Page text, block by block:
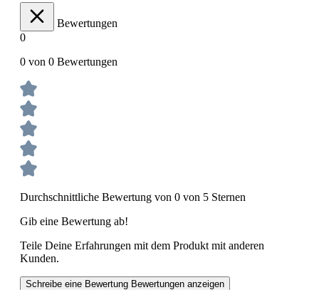
Bewertungen
0
0 von 0 Bewertungen
Durchschnittliche Bewertung von 0 von 5 Sternen
Gib eine Bewertung ab!
Teile Deine Erfahrungen mit dem Produkt mit anderen
Kunden.
Schreibe eine Bewertung Bewertungen anzeigen